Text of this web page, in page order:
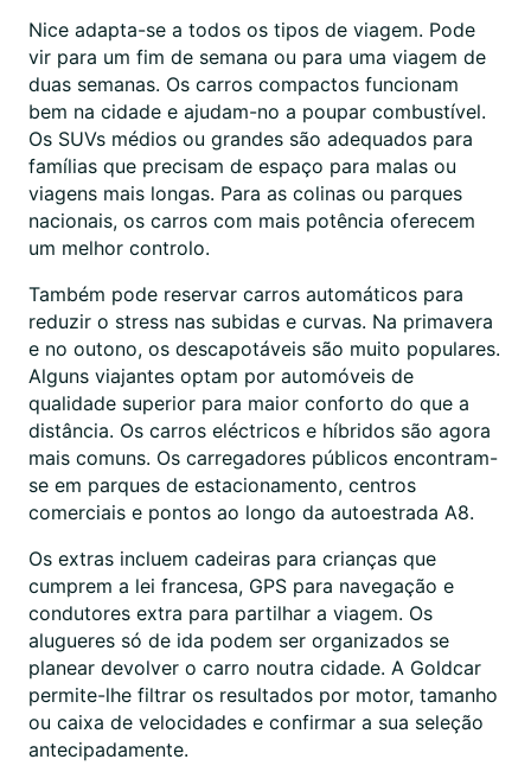
Nice adapta-se a todos os tipos de viagem. Pode
vir para um fim de semana ou para uma viagem de
duas semanas. Os carros compactos funcionam
bem na cidade e ajudam-no a poupar combustível.
Os SUVs médios ou grandes são adequados para
famílias que precisam de espaço para malas ou
viagens mais longas. Para as colinas ou parques
nacionais, os carros com mais potência oferecem
um melhor controlo.
Também pode reservar carros automáticos para
reduzir o stress nas subidas e curvas. Na primavera
e no outono, os descapotáveis são muito populares.
Alguns viajantes optam por automóveis de
qualidade superior para maior conforto do que a
distância. Os carros eléctricos e híbridos são agora
mais comuns. Os carregadores públicos encontram-
se em parques de estacionamento, centros
comerciais e pontos ao longo da autoestrada A8.
Os extras incluem cadeiras para crianças que
cumprem a lei francesa, GPS para navegação e
condutores extra para partilhar a viagem. Os
alugueres só de ida podem ser organizados se
planear devolver o carro noutra cidade. A Goldcar
permite-lhe filtrar os resultados por motor, tamanho
ou caixa de velocidades e confirmar a sua seleção
antecipadamente.